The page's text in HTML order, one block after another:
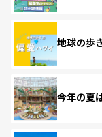
地球の歩
今年の夏